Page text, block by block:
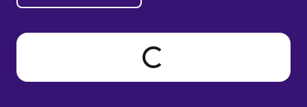
Loading form...